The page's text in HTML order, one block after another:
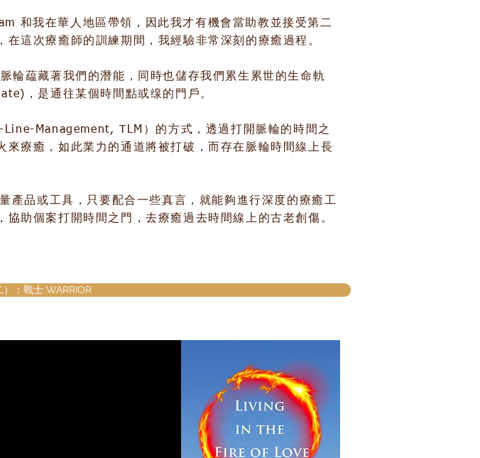
和我在華人地區帶領，因此我才有機會當助教並接受第二
這次療癒師的訓練期間，我經驗非常深刻的療癒過程。
輪藴藏著我們的潛能，同時也儲存我們累生累世的生命軌
，是通往某個時間點或缐的門戶。
Management, TLM）的方式，透過打開脈輪的時間之
療癒，如此業力的通道將被打破，而存在脈輪時間線上長
產品或工具，只要配合一些真言，就能夠進行深度的療癒工
助個案打開時間之門，去療癒過去時間線上的古老創傷。
：戰士 WARRIOR